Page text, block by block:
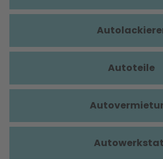
Autoteile